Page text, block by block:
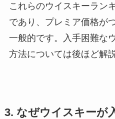
これらのウイスキーラン
であり、プレミア価格が
一般的です。入手困難な
方法については後ほど解
3. なぜウイスキーが